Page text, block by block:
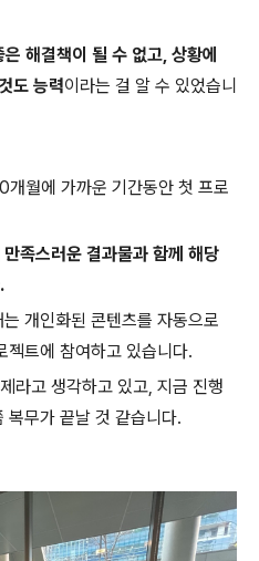
해결책이 될 수 없고, 상황에
도 능력이라는 걸 알 수 있었습니
월에 가까운 기간동안 첫 프로
족스러운 결과물과 함께 해당
개인화된 콘텐츠를 자동으로
젝트에 참여하고 있습니다.
라고 생각하고 있고, 지금 진행
복무가 끝날 것 같습니다.